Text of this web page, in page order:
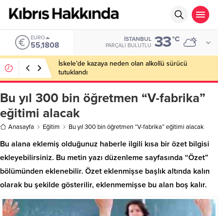
EURO
55,1808
İSTANBUL
PARÇALI BULUTLU 33°C
İskele’de kazaya neden olan alkollü sürücü
tutuklandı
Bu yıl 300 bin öğretmen “V-fabrika”
eğitimi alacak
Anasayfa Eğitim Bu yıl 300 bin öğretmen “V-fabrika” eğitimi alacak
Bu alana eklemiş olduğunuz haberle ilgili kısa bir özet bilgisi
ekleyebilirsiniz. Bu metin yazı düzenleme sayfasında “Özet”
bölümünden eklenebilir. Özet eklenmişse başlık altında kalın
olarak bu şekilde gösterilir, eklenmemişse bu alan boş kalır.